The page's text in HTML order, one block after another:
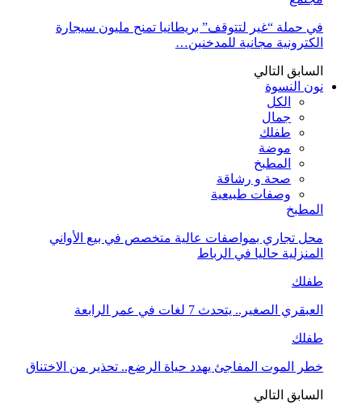
في حملة “غير لتتوقف” بريطانيا تمنح مليون سيجارة
الكترونية مجانية للمدخنين…
السابق التالي
نون النسوة
الكل
جمال
طفلك
موضة
المطبخ
صحة و رشاقة
وصفات طبيعية
المطبخ
محل تجاري بمواصفات عالية متخصص في بيع الأواني
المنزلية حاليا في الرباط
طفلك
العبقري الصغير.. يتحدث 7 لغات في عمر الرابعة
طفلك
خطر الموت المفاجئ يهدد حياة الرضع.. تحذير من الاختناق
السابق التالي